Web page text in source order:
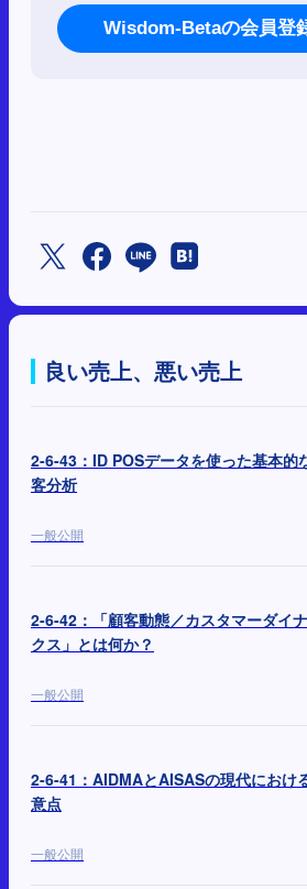
Wisdom-Betaの会員登
良い売上、悪い売上
2-6-43：ID POSデータを使った基本的
客分析
一般公開
2-6-42：「顧客動態／カスタマーダイ
クス」とは何か？
一般公開
2-6-41：AIDMAとAISASの現代におけ
意点
一般公開